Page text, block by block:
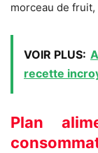
morceau de
VOIR PLUS:
recette
Plan